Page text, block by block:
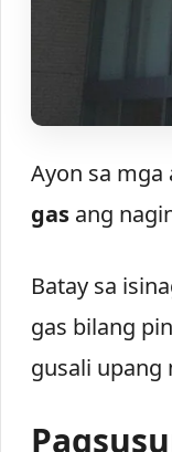
Ayon sa
gasang
Batay sa
gas bilang
gusali upang